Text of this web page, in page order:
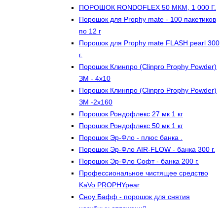
ПОРОШОК RONDOFLEX 50 МКМ, 1 000 Г.
Порошок для Proрhy mate - 100 пакетиков
по 12 г
Порошок для Proрhy mate FLASH pearl 300
г.
Порошок Клинпро (Clinpro Prophy Powder)
ЗМ - 4х10
Порошок Клинпро (Clinpro Prophy Powder)
ЗМ -2х160
Порошок Рондофлекс 27 мк 1 кг
Порошок Рондофлекс 50 мк 1 кг
Порошок Эр-Фло - плюс банка .
Порошок Эр-Фло AIR-FLOW - банка 300 г.
Порошок Эр-Фло Софт - банка 200 г.
Профессиональное чистящее средство
KaVo PROPHYpear
Сноу Бафф - порошок для снятия